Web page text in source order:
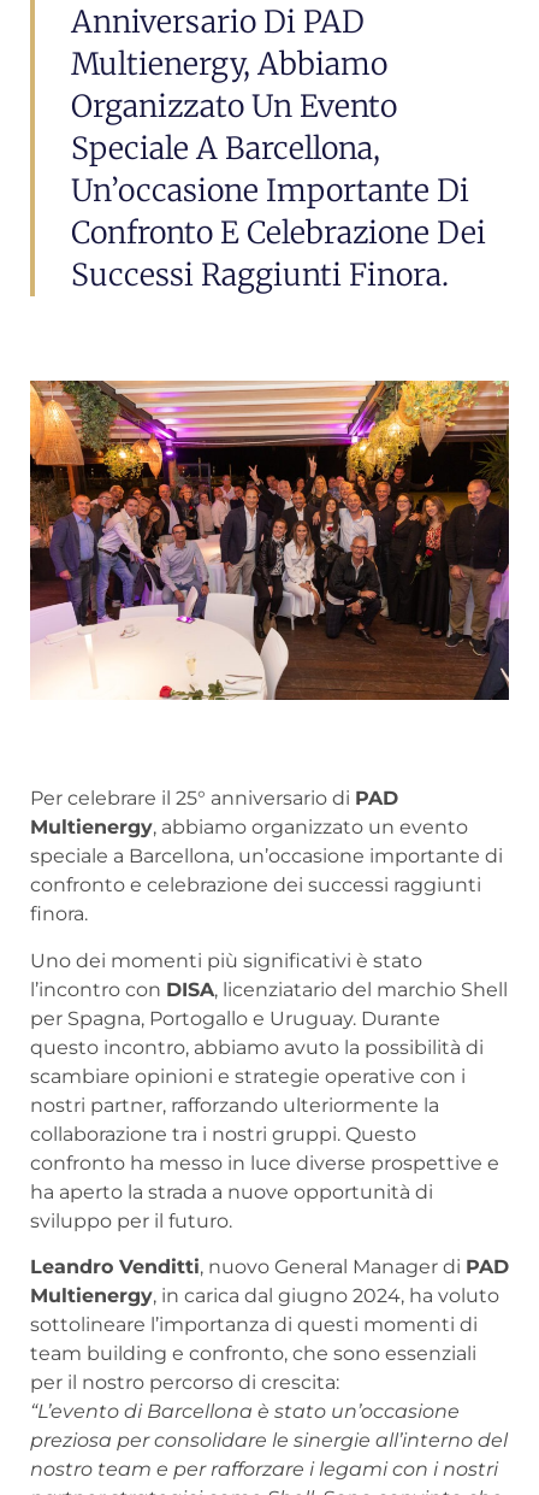
Anniversario Di PAD
Multienergy, Abbiamo
Organizzato Un Evento
Speciale A Barcellona,
Un’occasione Importante Di
Confronto E Celebrazione Dei
Successi Raggiunti Finora.
Per celebrare il 25° anniversario di PAD
Multienergy, abbiamo organizzato un evento
speciale a Barcellona, un’occasione importante di
confronto e celebrazione dei successi raggiunti
finora.
Uno dei momenti più significativi è stato
l’incontro con DISA, licenziatario del marchio Shell
per Spagna, Portogallo e Uruguay. Durante
questo incontro, abbiamo avuto la possibilità di
scambiare opinioni e strategie operative con i
nostri partner, rafforzando ulteriormente la
collaborazione tra i nostri gruppi. Questo
confronto ha messo in luce diverse prospettive e
ha aperto la strada a nuove opportunità di
sviluppo per il futuro.
Leandro Venditti, nuovo General Manager di PAD
Multienergy, in carica dal giugno 2024, ha voluto
sottolineare l’importanza di questi momenti di
team building e confronto, che sono essenziali
per il nostro percorso di crescita:
“L’evento di Barcellona è stato un’occasione
preziosa per consolidare le sinergie all’interno del
nostro team e per rafforzare i legami con i nostri